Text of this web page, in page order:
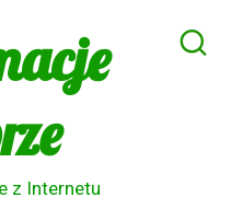
z Internetu